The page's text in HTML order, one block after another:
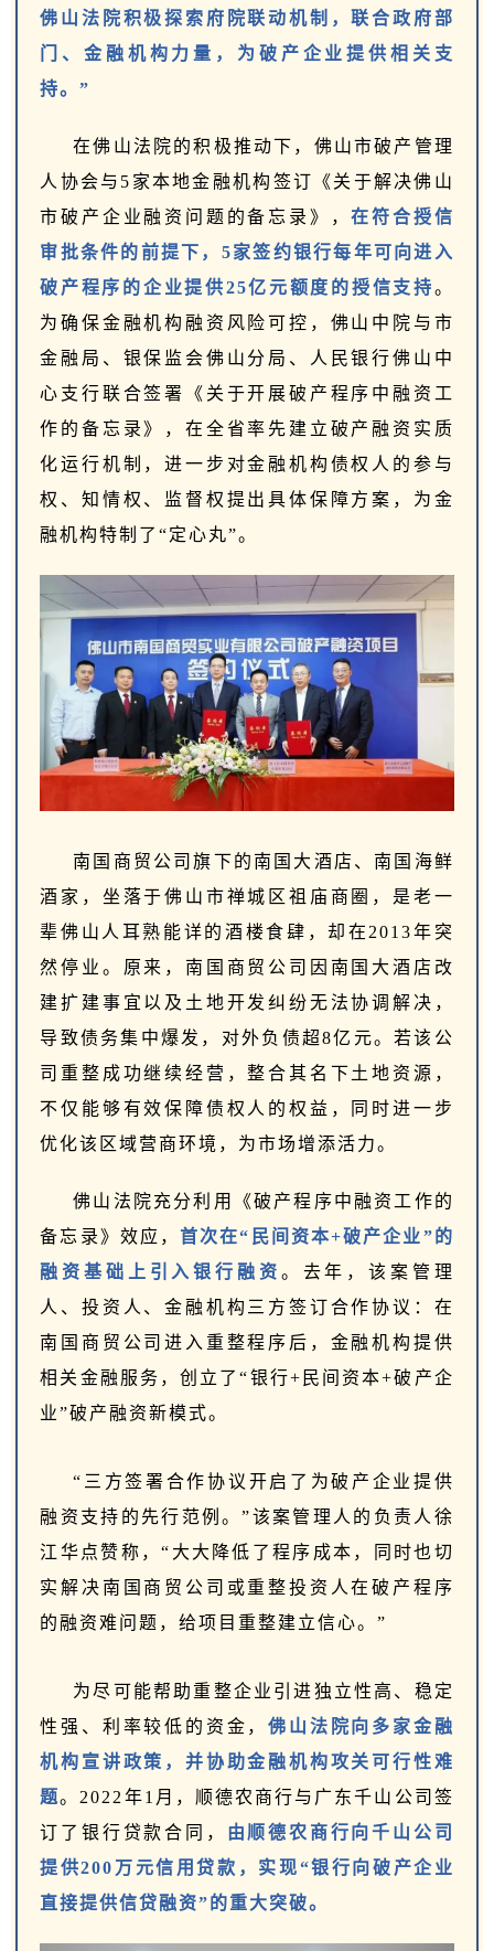
佛山法院积极探索府院联动机制，联合政府部
门、金融机构力量，为破产企业提供相关支
持。”
在佛山法院的积极推动下，佛山市破产管理
人协会与5家本地金融机构签订《关于解决佛山
市破产企业融资问题的备忘录》，在符合授信
审批条件的前提下，5家签约银行每年可向进入
破产程序的企业提供25亿元额度的授信支持。
为确保金融机构融资风险可控，佛山中院与市
金融局、银保监会佛山分局、人民银行佛山中
心支行联合签署《关于开展破产程序中融资工
作的备忘录》，在全省率先建立破产融资实质
化运行机制，进一步对金融机构债权人的参与
权、知情权、监督权提出具体保障方案，为金
融机构特制了“定心丸”。
南国商贸公司旗下的南国大酒店、南国海鲜
酒家，坐落于佛山市禅城区祖庙商圈，是老一
辈佛山人耳熟能详的酒楼食肆，却在2013年突
然停业。原来，南国商贸公司因南国大酒店改
建扩建事宜以及土地开发纠纷无法协调解决，
导致债务集中爆发，对外负债超8亿元。若该公
司重整成功继续经营，整合其名下土地资源，
不仅能够有效保障债权人的权益，同时进一步
优化该区域营商环境，为市场增添活力。
佛山法院充分利用《破产程序中融资工作的
备忘录》效应，首次在“民间资本+破产企业”的
融资基础上引入银行融资 。去年，该案管理
人、投资人、金融机构三方签订合作协议：在
南国商贸公司进入重整程序后，金融机构提供
相关金融服务，创立了“银行+民间资本+破产企
业”破产融资新模式。
“三方签署合作协议开启了为破产企业提供
融资支持的先行范例。”该案管理人的负责人徐
江华点赞称，“大大降低了程序成本，同时也切
实解决南国商贸公司或重整投资人在破产程序
的融资难问题，给项目重整建立信心。”
为尽可能帮助重整企业引进独立性高、稳定
性强、利率较低的资金，佛山法院向多家金融
机构宣讲政策，并协助金融机构攻关可行性难
题。2022年1月，顺德农商行与广东千山公司签
订了银行贷款合同， 由顺德农商行向千山公司
提供200万元信用贷款，实现“银行向破产企业
直接提供信贷融资”的重大突破。